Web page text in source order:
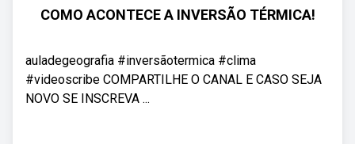
COMO ACONTECE A INVERSÃO TÉRMICA!
auladegeografia #inversãotermica #clima
#videoscribe COMPARTILHE O CANAL E CASO SEJA
NOVO SE INSCREVA ...